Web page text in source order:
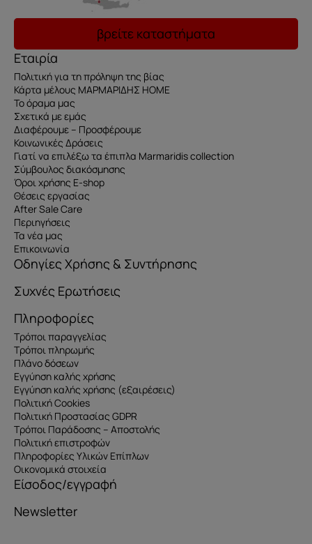
βρείτε καταστήματα
Εταιρία
Πολιτική για τη πρόληψη της βίας
Κάρτα μέλους ΜΑΡΜΑΡΙΔΗΣ HOME
Το όραμα μας
Σχετικά με εμάς
Διαφέρουμε – Προσφέρουμε
Κοινωνικές Δράσεις
Γιατί να επιλέξω τα έπιπλα Marmaridis collection
Σύμβουλος διακόσμησης
Όροι χρήσης E-shop
Θέσεις εργασίας
After Sale Care
Περιηγήσεις
Τα νέα μας
Επικοινωνία
Οδηγίες Χρήσης & Συντήρησης
Συχνές Ερωτήσεις
Πληροφορίες
Τρόποι παραγγελίας
Τρόποι πληρωμής
Πλάνο δόσεων
Εγγύηση καλής χρήσης
Εγγύηση καλής χρήσης (εξαιρέσεις)
Πολιτική Cookies
Πολιτική Προστασίας GDPR
Τρόποι Παράδοσης – Αποστολής
Πολιτική επιστροφών
Πληροφορίες Υλικών Επίπλων
Οικονομικά στοιχεία
Είσοδος/εγγραφή
Newsletter